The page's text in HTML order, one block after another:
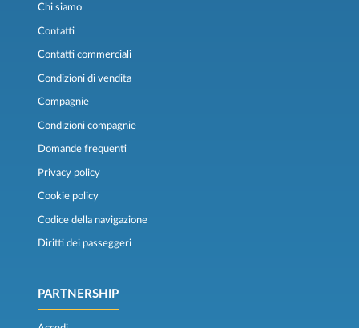
Chi siamo
Contatti
Contatti commerciali
Condizioni di vendita
Compagnie
Condizioni compagnie
Domande frequenti
Privacy policy
Cookie policy
Codice della navigazione
Diritti dei passeggeri
PARTNERSHIP